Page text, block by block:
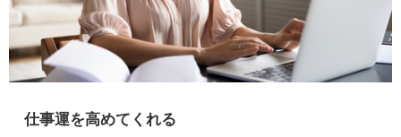
仕事運を高めてくれる